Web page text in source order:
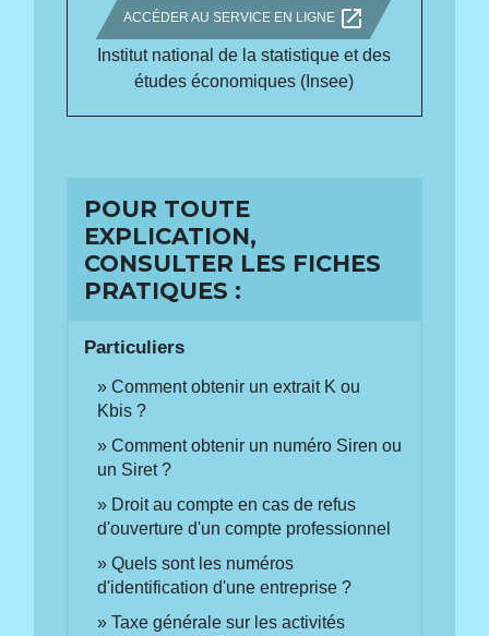
ACCÉDER AU SERVICE EN LIGNE open_in_new
Institut national de la statistique et des
études économiques (Insee)
POUR TOUTE
EXPLICATION,
CONSULTER LES FICHES
PRATIQUES :
Particuliers
Comment obtenir un extrait K ou
Kbis ?
Comment obtenir un numéro Siren ou
un Siret ?
Droit au compte en cas de refus
d'ouverture d'un compte professionnel
Quels sont les numéros
d'identification d'une entreprise ?
Taxe générale sur les activités